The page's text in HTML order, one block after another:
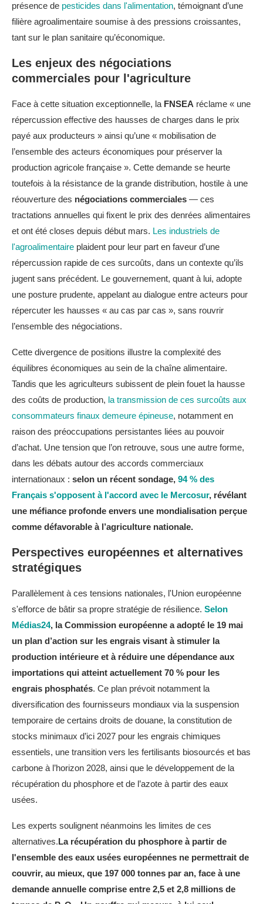
présence de pesticides dans l'alimentation, témoignant d’une
filière agroalimentaire soumise à des pressions croissantes,
tant sur le plan sanitaire qu’économique.
Les enjeux des négociations
commerciales pour l'agriculture
Face à cette situation exceptionnelle, la FNSEA réclame « une
répercussion effective des hausses de charges dans le prix
payé aux producteurs » ainsi qu’une « mobilisation de
l’ensemble des acteurs économiques pour préserver la
production agricole française ». Cette demande se heurte
toutefois à la résistance de la grande distribution, hostile à une
réouverture des négociations commerciales — ces
tractations annuelles qui fixent le prix des denrées alimentaires
et ont été closes depuis début mars. Les industriels de
l'agroalimentaire plaident pour leur part en faveur d’une
répercussion rapide de ces surcoûts, dans un contexte qu’ils
jugent sans précédent. Le gouvernement, quant à lui, adopte
une posture prudente, appelant au dialogue entre acteurs pour
répercuter les hausses « au cas par cas », sans rouvrir
l’ensemble des négociations.
Cette divergence de positions illustre la complexité des
équilibres économiques au sein de la chaîne alimentaire.
Tandis que les agriculteurs subissent de plein fouet la hausse
des coûts de production, la transmission de ces surcoûts aux
consommateurs finaux demeure épineuse, notamment en
raison des préoccupations persistantes liées au pouvoir
d’achat. Une tension que l’on retrouve, sous une autre forme,
dans les débats autour des accords commerciaux
internationaux : selon un récent sondage, 94 % des
Français s'opposent à l'accord avec le Mercosur, révélant
une méfiance profonde envers une mondialisation perçue
comme défavorable à l’agriculture nationale.
Perspectives européennes et alternatives
stratégiques
Parallèlement à ces tensions nationales, l'Union européenne
s'efforce de bâtir sa propre stratégie de résilience. Selon
Médias24, la Commission européenne a adopté le 19 mai
un plan d’action sur les engrais visant à stimuler la
production intérieure et à réduire une dépendance aux
importations qui atteint actuellement 70 % pour les
engrais phosphatés. Ce plan prévoit notamment la
diversification des fournisseurs mondiaux via la suspension
temporaire de certains droits de douane, la constitution de
stocks minimaux d’ici 2027 pour les engrais chimiques
essentiels, une transition vers les fertilisants biosourcés et bas
carbone à l’horizon 2028, ainsi que le développement de la
récupération du phosphore et de l’azote à partir des eaux
usées.
Les experts soulignent néanmoins les limites de ces
alternatives. La récupération du phosphore à partir de
l'ensemble des eaux usées européennes ne permettrait de
couvrir, au mieux, que 197 000 tonnes par an, face à une
demande annuelle comprise entre 2,5 et 2,8 millions de